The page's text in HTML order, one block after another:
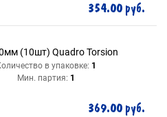
354.00 руб.
(10шт) Quadro Torsion
в упаковке: 1
Мин. партия: 1
369.00 руб.